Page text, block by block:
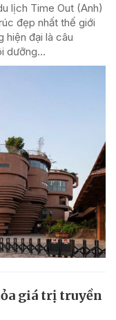
lịch Time Out (Anh)
đẹp nhất thế giới
hiện đại là câu
dưỡng...
giá trị truyền